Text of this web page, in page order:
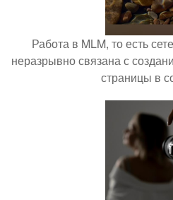
Работа в MLM, то есть
неразрывно связана с
страницы в